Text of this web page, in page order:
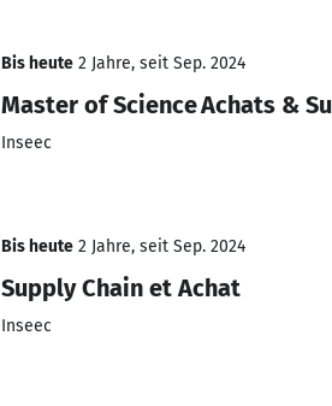
Bis heute 2 Jahre, seit Sep. 2024
Master of Science Achats &
Inseec
Bis heute 2 Jahre, seit Sep. 2024
Supply Chain et Achat
Inseec